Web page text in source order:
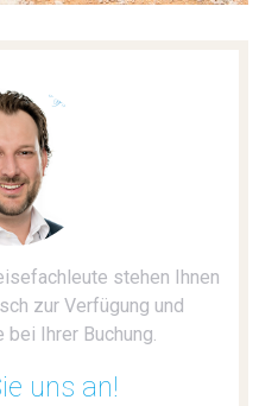
stehen Ihnen
zur Verfügung und
Ihrer Buchung.
uns an!